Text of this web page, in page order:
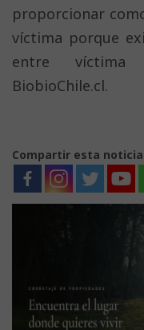
proporcionar
víctima porque
entre víctima
BiobioChile.cl.
Compartir esta noticia